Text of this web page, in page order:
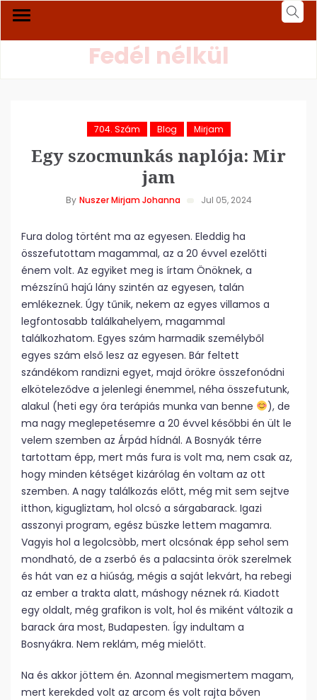
Fedél nélkül
704. Szám Blog Mirjam
Egy szocmunkás naplója: Mir
jam
By Nuszer Mirjam Johanna Jul 05, 2024
Fura dolog történt ma az egyesen. Eleddig ha
összefutottam magammal, az a 20 évvel ezelőtti
énem volt. Az egyiket meg is írtam Önöknek, a
mézszínű hajú lány szintén az egyesen, talán
emlékeznek. Úgy tűnik, nekem az egyes villamos a
legfontosabb találkahelyem, magammal
találkozhatom. Egyes szám harmadik személyből
egyes szám első lesz az egyesen. Bár feltett
szándékom randizni egyet, majd örökre összefonódni
elköteleződve a jelenlegi énemmel, néha összefutunk,
alakul (heti egy óra terápiás munka van benne
), de
ma nagy meglepetésemre a 20 évvel későbbi én ült le
velem szemben az Árpád hídnál. A Bosnyák térre
tartottam épp, mert más fura is volt ma, nem csak az,
hogy minden kétséget kizárólag én voltam az ott
szemben. A nagy találkozás előtt, még mit sem sejtve
itthon, kigugliztam, hol olcsó a sárgabarack. Igazi
asszonyi program, egész büszke lettem magamra.
Vagyis hol a legolcsòbb, mert olcsónak épp sehol sem
mondható, de a zserbó és a palacsinta örök szerelmek
és hát van ez a hiúság, mégis a saját lekvárt, ha rebegi
az ember a trakta alatt, máshogy néznek rá. Kiadott
egy oldalt, még grafikon is volt, hol és miként változik a
barack ára most, Budapesten. Így indultam a
Bosnyákra. Nem reklám, még mielőtt.
Na és akkor jöttem én. Azonnal megismertem magam,
mert kerekded volt az arcom és volt rajta bőven